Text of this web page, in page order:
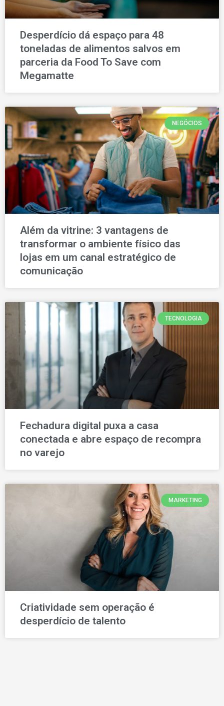
Desperdício dá espaço para 48
toneladas de alimentos salvos em
parceria da Food To Save com
Megamatte
NEGÓCIOS
Além da vitrine: 3 vantagens de
transformar o ambiente físico das
lojas em um canal estratégico de
comunicação
TECNOLOGIA
Fechadura digital puxa a casa
conectada e abre espaço de recompra
no varejo
MARKETING
Criatividade sem operação é
desperdício de talento